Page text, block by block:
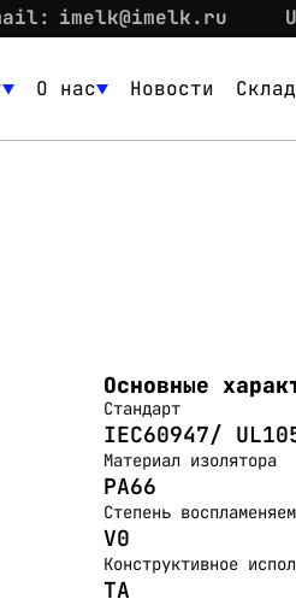
imelk@imelk.ru
О нас Новости Склад
Основные
Стандарт
IEC60947/
Материал изолятора
PA66
Степень
V0
Конструктивное
TA